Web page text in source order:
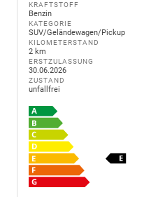
KRAFTSTOFF
Benzin
KATEGORIE
SUV/Geländewagen/Pickup
KILOMETERSTAND
2 km
ERSTZULASSUNG
30.06.2026
ZUSTAND
unfallfrei